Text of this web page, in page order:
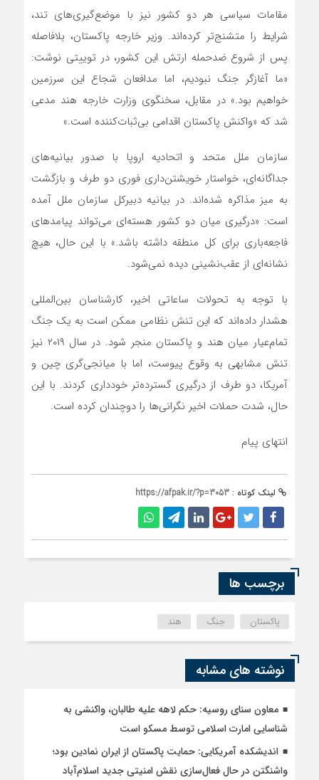
مقامات سیاسی هر دو کشور نیز با موضع‌گیری‌های تند،
شرایط را متشنج‌تر کرده‌اند. وزیر خارجه پاکستان، بلافاصله
پس از شروع ضدحمله ارتش این کشور، در توییتی نوشت:
«ما آغازگر جنگ نبودیم، اما مدافعان شجاع این سرزمین
خواهیم بود.» در مقابل، سخنگوی وزارت خارجه هند مدعی
شد که «واکنش پاکستان اقدامی بی‌ثبات‌کننده است.»
سازمان ملل متحد و اتحادیه اروپا با صدور بیانیه‌های
جداگانه‌ای، خواستار خویشتن‌داری فوری دو طرف و بازگشت
به میز مذاکره شده‌اند. در بیانیه دبیرکل سازمان ملل آمده
است: «درگیری میان دو کشور هسته‌ای می‌تواند پیامدهای
فاجعه‌باری برای کل منطقه داشته باشد.» با این حال، هیچ
نشانه‌ای از عقب‌نشینی دیده نمی‌شود.
با توجه به تحولات ساعاتی اخیر، کارشناسان بین‌المللی
هشدار داده‌اند که این تنش نظامی ممکن است به یک جنگ
تمام‌عیار میان هند و پاکستان منجر شود. در سال ۲۰۱۹ نیز
تنش مشابهی به وقوع پیوست، اما با میانجی‌گری چین و
آمریکا، دو طرف از درگیری گسترده‌تر خودداری کردند. با این
حال، شدت حملات اخیر نگرانی‌ها را دوچندان کرده است.
انتهای پیام
لینک کوتاه : https://afpak.ir/?p=3053
برچسب ها
پاکستان جنگ هند
نوشته های مشابه
معاون سنای روسیه: حکم لاهه علیه طالبان، واکنشی به
شناسایی امارت اسلامی توسط مسکو است
اندیشکده آمریکایی: حمایت پاکستان از ایران نمادین بود؛
واشنگتن در حال فعال‌سازی نقش امنیتی جدید اسلام‌آباد